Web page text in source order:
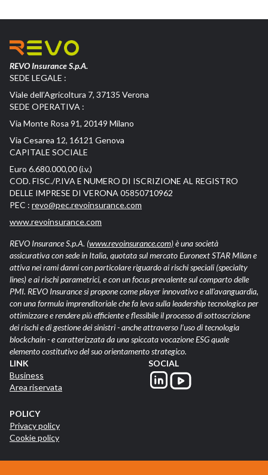
REVO Insurance S.p.A.
SEDE LEGALE :
Viale dell’Agricoltura 7, 37135 Verona
SEDE OPERATIVA :
Via Monte Rosa 91, 20149 Milano
Via Cesarea 12, 16121 Genova
CAPITALE SOCIALE
Euro 6.680.000,00 (i.v.)
COD. FISC./P.IVA E NUMERO DI ISCRIZIONE AL REGISTRO
DELLE IMPRESE DI VERONA 05850710962
PEC : revo@pec.revoinsurance.com
www.revoinsurance.com
REVO Insurance S.p.A. (www.revoinsurance.com)è una società
assicurativa con sede in Italia, quotata sul mercato Euronext STAR Milan e
attiva nei rami danni con particolare riguardo ai rischi speciali (specialty
lines) e ai rischi parametrici, e con un focus prevalente sul comparto delle
PMI. REVO Insurance si propone come player innovativo e all’avanguardia,
con una formula imprenditoriale che fa leva sulla leadership tecnologica per
ottimizzare e rendere più efficiente e flessibile il processo di sottoscrizione
dei rischi e di gestione dei sinistri - anche attraverso l’uso di tecnologia
blockchain - e caratterizzata da una spiccata vocazione ESG quale
elemento costitutivo del suo orientamento strategico.
LINK
Business
Area riservata
POLICY
Privacy policy
Cookie policy
SOCIAL